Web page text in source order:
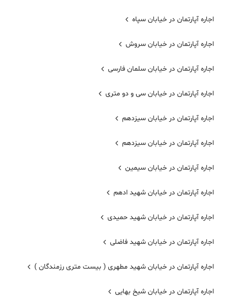
اجاره آپارتمان در خیابان سپاه
اجاره آپارتمان در خیابان سروش
اجاره آپارتمان در خیابان سلمان فارسی
اجاره آپارتمان در خیابان سی و دو متری
اجاره آپارتمان در خیابان سیزدهم
اجاره آپارتمان در خیابان سیزدهم
اجاره آپارتمان در خیابان سیمین
اجاره آپارتمان در خیابان شهید ادهم
اجاره آپارتمان در خیابان شهید حمیدی
اجاره آپارتمان در خیابان شهید فاضلی
اجاره آپارتمان در خیابان شهید مطهری ( بیست متری رزمندگان )
اجاره آپارتمان در خیابان شیخ بهایی